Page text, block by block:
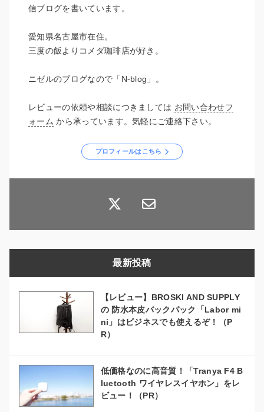
信ブログを書いています。
愛知県名古屋市在住。
三度の飯よりコメダ珈琲店が好き。
ニゼルのブログなので「N-blog」。
レビューの依頼や相談につきましては お問い合わせフ
ォーム から承っています。気軽にご連絡下さい。
プロフィールはこちら
最新投稿
【レビュー】BROSKI AND SUPPLY
の 防水本皮バックパック「Labor mi
ni」はビジネスでも使えるぞ！（P
R）
低価格なのに高音質！「Tranya F4 B
luetooth ワイヤレスイヤホン」をレ
ビュー！（PR）